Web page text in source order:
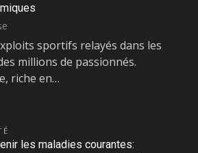
sportifs relayés dans les
millions de passionnés.
riche en…
les maladies courantes: